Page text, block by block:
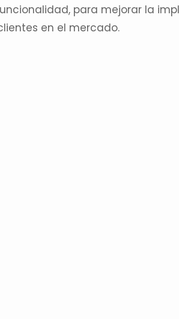
para mejorar la
en el mercado.